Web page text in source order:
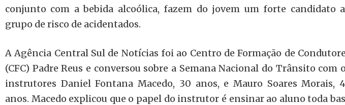
conjunto com a bebida alcoólica, fazem do jovem um forte candidato
grupo de risco de acidentados.
A Agência Central Sul de Notícias foi ao Centro de Formação de
(CFC) Padre Reus e conversou sobre a Semana Nacional do Trânsito com
instrutores Daniel Fontana Macedo, 30 anos, e Mauro Soares Morais,
anos. Macedo explicou que o papel do instrutor é ensinar ao aluno toda